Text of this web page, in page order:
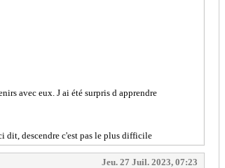
avec eux. J ai été surpris d apprendre
dit, descendre c'est pas le plus difficile
Jeu. 27 Juil. 2023, 07:23